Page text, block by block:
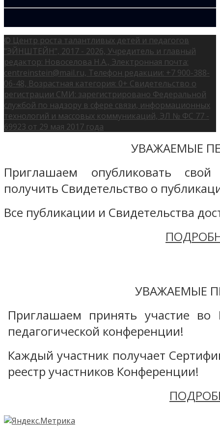
© Центр роста талантливых детей и педагогов
"ЭЙНШТЕЙН", 2017 - 2026, Учредитель и главный
редактор: Новоселова Н.А., Электронная почта:
centreinstein@mail.ru, Телефон редакции: +7 900-388-
06-48, Возрастная категория: 0+ Свидетельство о
регистрации СМИ: зарегистрировано Федеральной
службой по надзору в сфере связи, информационных
технологий и массовых коммуникаций, ЭЛ № ФС 77 -
69923 от 29 мая 2017 года
УВАЖАЕМЫЕ
Приглашаем опубликовать
получить Свидетельство о
Все публикации и Свидетельства
УВАЖАЕМЫЕ
Приглашаем принять участие во
педагогической конференции!
Каждый участник получает
реестр участников Конференции!